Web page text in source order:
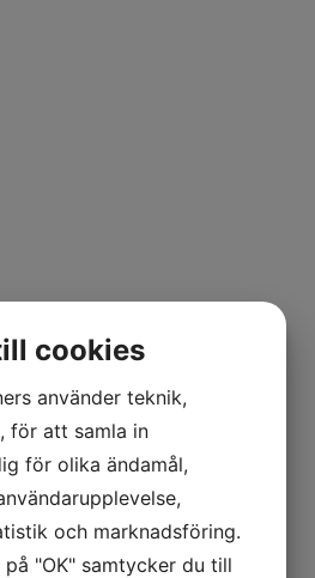
cookies
använder teknik,
för att samla in
för olika ändamål,
och marknadsföring.
"OK" samtycker du till